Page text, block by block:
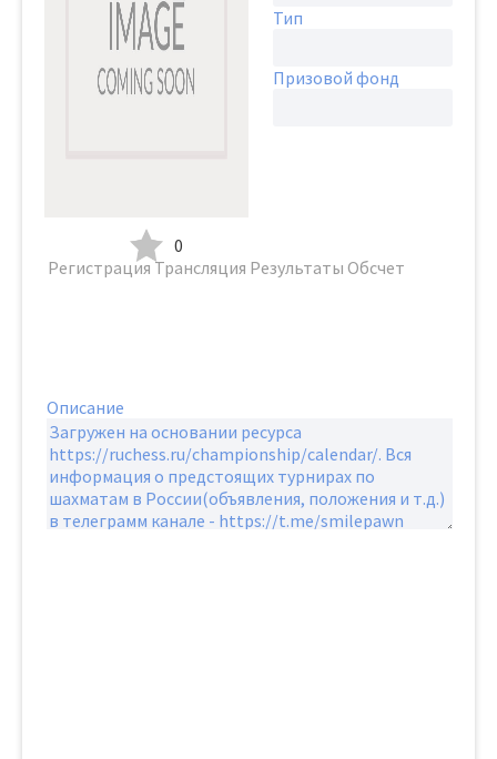
0
Регистрация Трансляция Результаты Обсчет
Тип
Призовой фонд
Описание